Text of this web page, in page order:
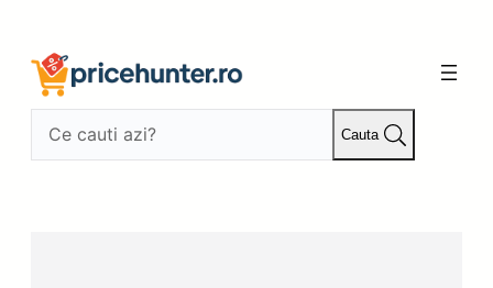
conținut
Cauta